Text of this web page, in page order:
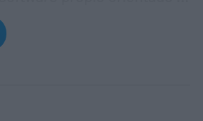
de la batería.
especializado
a un dispositivo